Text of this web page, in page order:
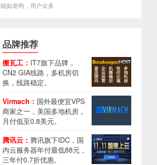
稳如老狗，用户众多
品牌推荐
搬瓦工： IT7旗下品牌，
CN2 GIA线路，多机房切
换，线路稳定。
Virmach： 国外最便宜VPS
商家之一，美国多地机房，
月付低至0.8美元。
腾讯云： 腾讯旗下IDC，国
内云服务器年付最低88元，
三年付0.7折优惠。